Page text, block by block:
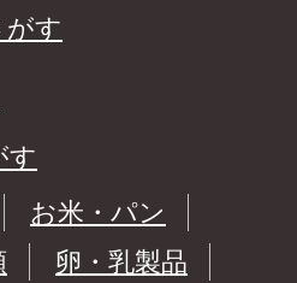
がす
す
お米・パン
卵・乳製品